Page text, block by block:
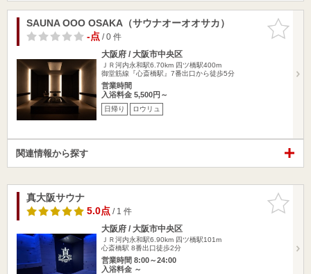
お気に入
りに追加
SAUNA OOO OSAKA（サウナオーオオサカ）
-点/ 0 件
大阪府 / 大阪市中央区
ＪＲ河内永和駅6.70km 四ツ橋駅400m
御堂筋線『心斎橋駅』7番出口から徒歩5分
営業時間
入浴料金 5,500円～
日帰り ロウリュ
関連情報から探す
お気に入
りに追加
真大阪サウナ
5.0点/ 1 件
大阪府 / 大阪市中央区
ＪＲ河内永和駅6.90km 四ツ橋駅101m
心斎橋駅 8番出口徒歩2分
営業時間 8:00～24:00
入浴料金 ～